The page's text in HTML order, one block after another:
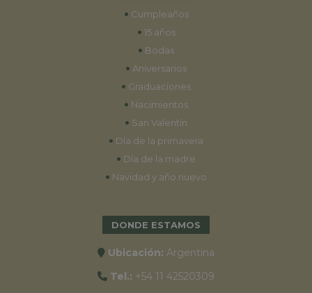
• Cumpleaños
• 15 años
• Bodas
• Aniversarios
• Graduaciones
• Nacimientos
• San Valentín
• Día de la primavera
• Día de la madre
• Navidad y año nuevo
DONDE ESTAMOS
Ubicación: Argentina
Tel.: +54 11 42520309